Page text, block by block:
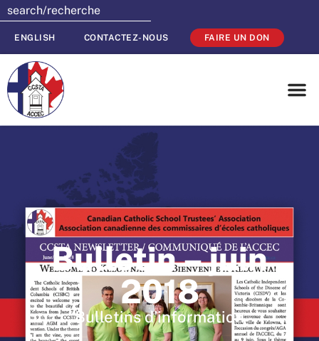
ENGLISH CONTACTEZ-NOUS FAIRE UN DON
Bulletin – juin
2018
Bulletins d'information